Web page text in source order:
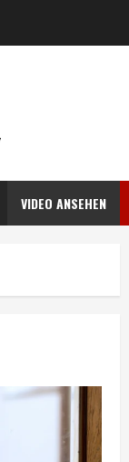
VIDEO ANSEHEN